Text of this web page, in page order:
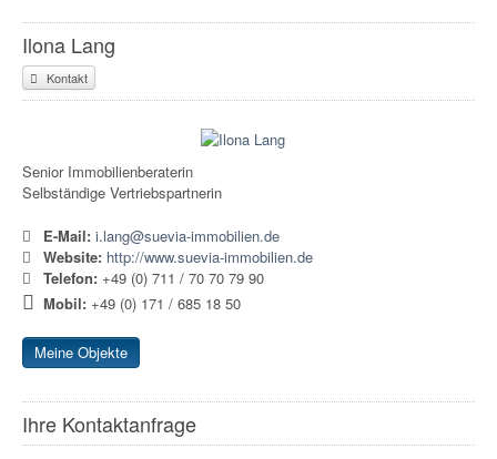
Ilona Lang
Kontakt
Senior Immobilienberaterin
Selbständige Vertriebspartnerin
E-Mail: i.lang@suevia-immobilien.de
Website: http://www.suevia-immobilien.de
Telefon: +49 (0) 711 / 70 70 79 90
Mobil: +49 (0) 171 / 685 18 50
Meine Objekte
Ihre Kontaktanfrage